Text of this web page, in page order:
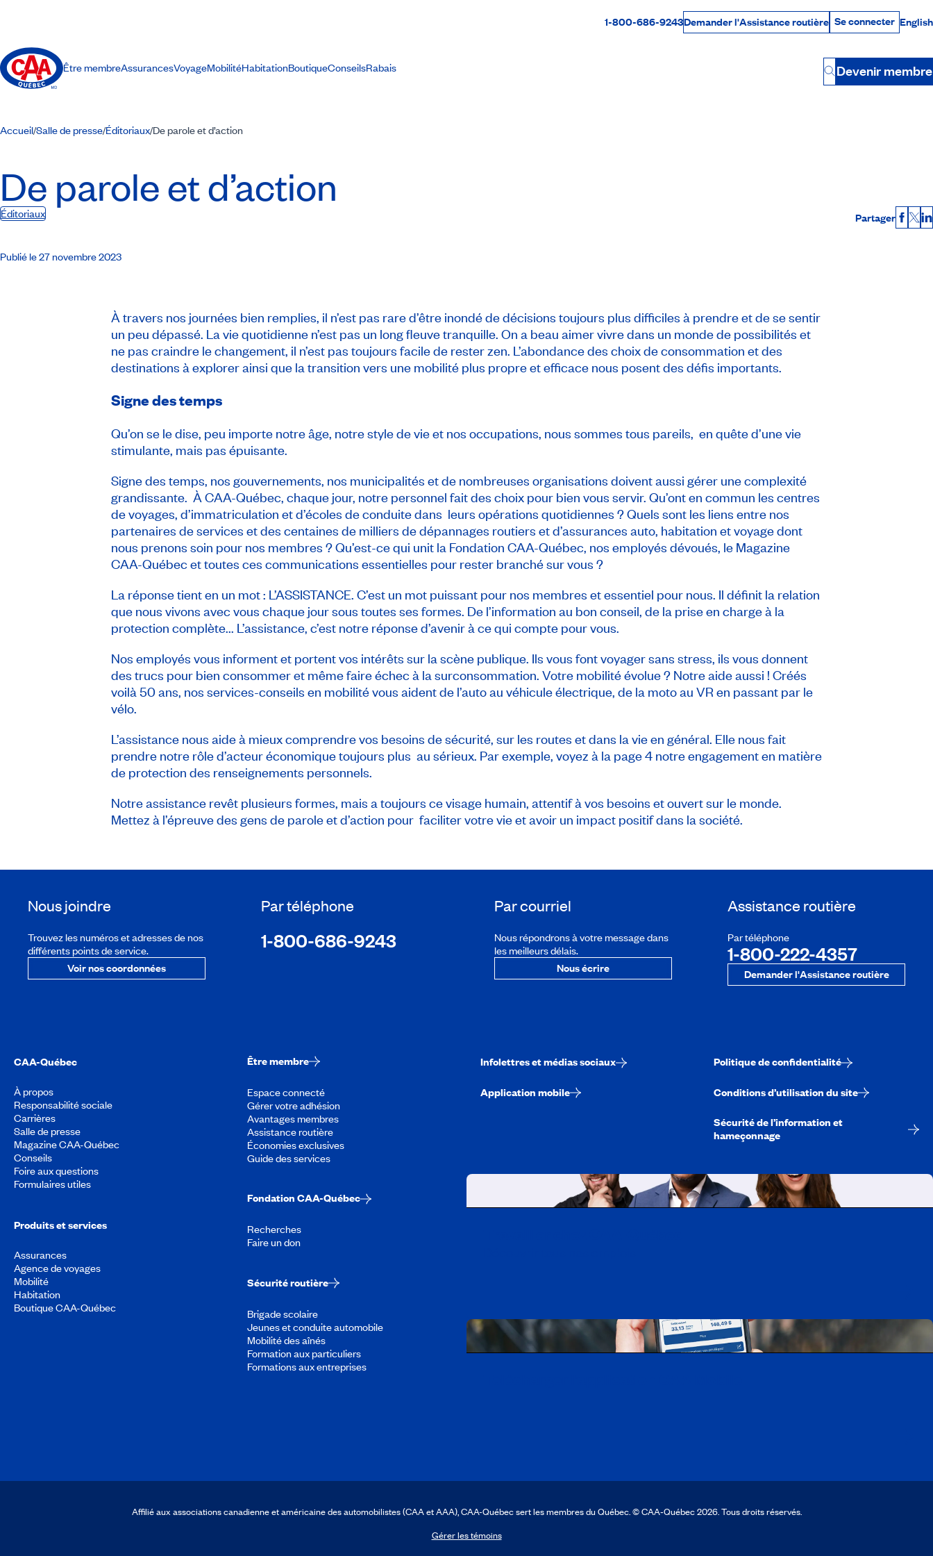
Par téléphone
1-800-686-9243Demander l'Assistance routière Se connecter
Se connecter English
Être membreAssurancesVoyageMobilitéHabitationBoutiqueConseilsRabais
Button
Devenir membre
Accueil/Salle de presse/Éditoriaux/De parole et d’action
De parole et d’action
Éditoriaux Partager X
Publié le 27 novembre 2023
À travers nos journées bien remplies, il n’est pas rare d’être inondé de décisions toujours plus difficiles à prendre et de se sentir
un peu dépassé. La vie quotidienne n’est pas un long fleuve tranquille. On a beau aimer vivre dans un monde de possibilités et
ne pas craindre le changement, il n’est pas toujours facile de rester zen. L’abondance des choix de consommation et des
destinations à explorer ainsi que la transition vers une mobilité plus propre et efficace nous posent des défis importants.
Signe des temps
Qu’on se le dise, peu importe notre âge, notre style de vie et nos occupations, nous sommes tous pareils, en quête d’une vie
stimulante, mais pas épuisante.
Signe des temps, nos gouvernements, nos municipalités et de nombreuses organisations doivent aussi gérer une complexité
grandissante. À CAA-Québec, chaque jour, notre personnel fait des choix pour bien vous servir. Qu’ont en commun les centres
de voyages, d’immatriculation et d’écoles de conduite dans leurs opérations quotidiennes ? Quels sont les liens entre nos
partenaires de services et des centaines de milliers de dépannages routiers et d’assurances auto, habitation et voyage dont
nous prenons soin pour nos membres ? Qu’est-ce qui unit la Fondation CAA-Québec, nos employés dévoués, le Magazine
CAA-Québec et toutes ces communications essentielles pour rester branché sur vous ?
La réponse tient en un mot : L’ASSISTANCE. C’est un mot puissant pour nos membres et essentiel pour nous. Il définit la relation
que nous vivons avec vous chaque jour sous toutes ses formes. De l’information au bon conseil, de la prise en charge à la
protection complète... L’assistance, c’est notre réponse d’avenir à ce qui compte pour vous.
Nos employés vous informent et portent vos intérêts sur la scène publique. Ils vous font voyager sans stress, ils vous donnent
des trucs pour bien consommer et même faire échec à la surconsommation. Votre mobilité évolue ? Notre aide aussi ! Créés
voilà 50 ans, nos services-conseils en mobilité vous aident de l’auto au véhicule électrique, de la moto au VR en passant par le
vélo.
L’assistance nous aide à mieux comprendre vos besoins de sécurité, sur les routes et dans la vie en général. Elle nous fait
prendre notre rôle d’acteur économique toujours plus au sérieux. Par exemple, voyez à la page 4 notre engagement en matière
de protection des renseignements personnels.
Notre assistance revêt plusieurs formes, mais a toujours ce visage humain, attentif à vos besoins et ouvert sur le monde.
Mettez à l’épreuve des gens de parole et d’action pour faciliter votre vie et avoir un impact positif dans la société.
Nous joindre
Trouvez les numéros et adresses de nos
différents points de service.
Voir nos coordonnées
Par téléphone
1-800-686-9243
Par courriel
Nous répondrons à votre message dans
les meilleurs délais.
Nous écrire
Assistance routière
Par téléphone
1-800-222-4357
Demander l'Assistance routière
CAA-Québec
À propos
Responsabilité sociale
Carrières
Salle de presse
Magazine CAA-Québec
Conseils
Foire aux questions
Formulaires utiles
Produits et services
Assurances
Agence de voyages
Mobilité
Habitation
Boutique CAA-Québec
Être membre
Espace connecté
Gérer votre adhésion
Avantages membres
Assistance routière
Économies exclusives
Guide des services
Fondation CAA-Québec
Recherches
Faire un don
Sécurité routière
Brigade scolaire
Jeunes et conduite automobile
Mobilité des aînés
Formation aux particuliers
Formations aux entreprises
Infolettres et médias sociaux
Application mobile
Politique de confidentialité
Conditions d’utilisation du site
Sécurité de l’information et
hameçonnage
Affilié aux associations canadienne et américaine des automobilistes (CAA et AAA), CAA-Québec sert les membres du Québec. © CAA‑Québec 2026. Tous droits réservés.
Gérer les témoins